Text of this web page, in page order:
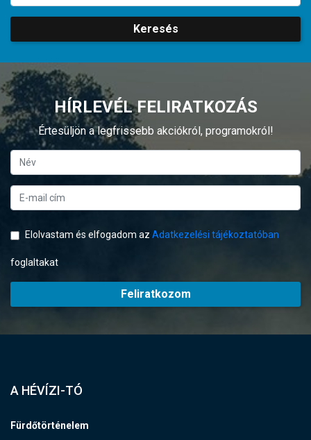
Keresés
HÍRLEVÉL FELIRATKOZÁS
Értesüljön a legfrissebb akciókról, programokról!
Elolvastam és elfogadom az Adatkezelési tájékoztatóban
foglaltakat
Feliratkozom
A HÉVÍZI-TÓ
Fürdőtörténelem